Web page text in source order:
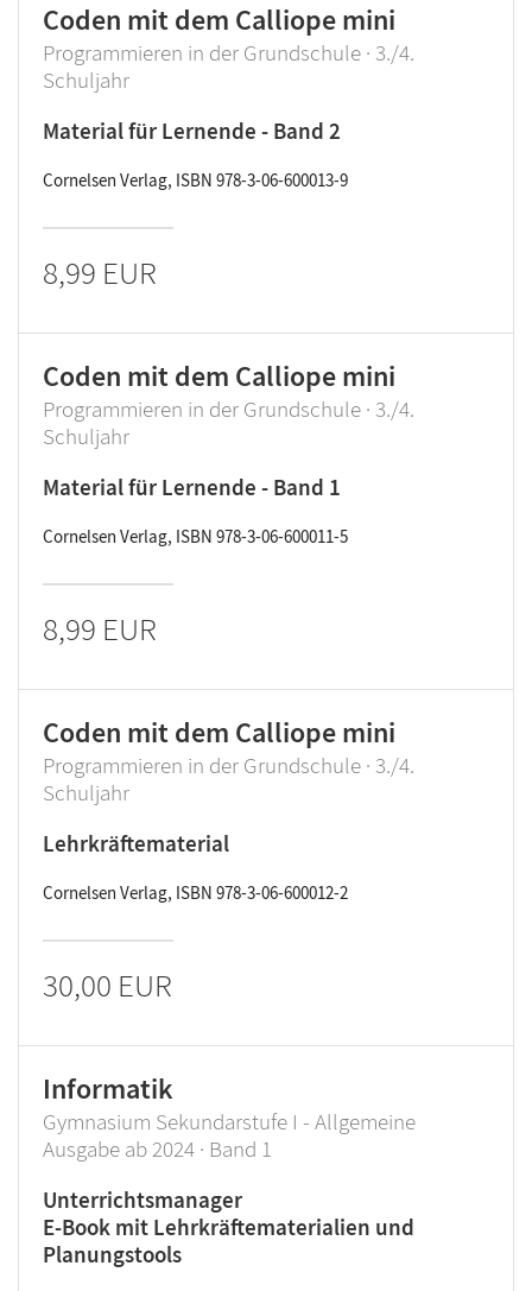
Klassenstufe
Produktart
Coden mit dem Calliope mini
Programmieren in der Grundschule · 3./4.
Schuljahr
Material für Lernende - Band 2
Cornelsen Verlag, ISBN 978-3-06-600013-9
8,99 EUR
Coden mit dem Calliope mini
Programmieren in der Grundschule · 3./4.
Schuljahr
Material für Lernende - Band 1
Cornelsen Verlag, ISBN 978-3-06-600011-5
8,99 EUR
Coden mit dem Calliope mini
Programmieren in der Grundschule · 3./4.
Schuljahr
Lehrkräftematerial
Cornelsen Verlag, ISBN 978-3-06-600012-2
30,00 EUR
Informatik
Gymnasium Sekundarstufe I - Allgemeine
Ausgabe ab 2024 · Band 1
Unterrichtsmanager
E-Book mit Lehrkräftematerialien und
Planungstools